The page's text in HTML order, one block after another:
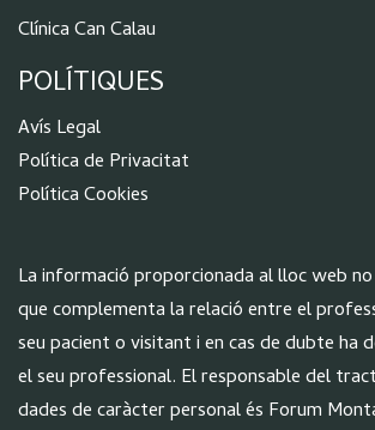
Clínica Can Calau
POLÍTIQUES
Avís Legal
Política de Privacitat
Política Cookies
La informació proporcionada al lloc web
que complementa la relació entre el
seu pacient o visitant i en cas de dubte ha
el seu professional. El responsable del
dades de caràcter personal és Forum